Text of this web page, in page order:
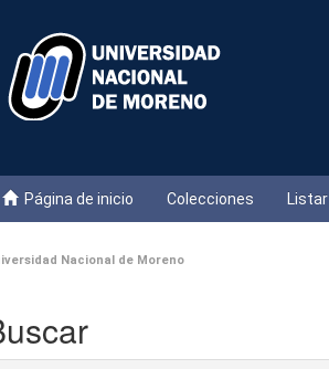
Página de inicio Colecciones Listar
Nacional de Moreno